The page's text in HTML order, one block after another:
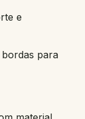
e
para